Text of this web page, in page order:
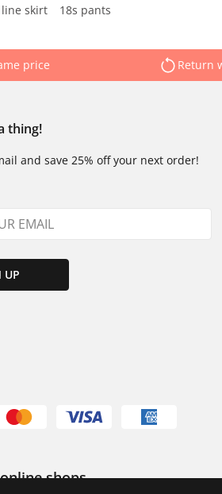
skirt
18s pants
price Return
thing!
and save 25% off your next order!
UP
shops